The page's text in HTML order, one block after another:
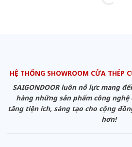
HỆ THỐNG SHOWROOM CỬA THÉP
SAIGONDOOR luôn nỗ lực mang
hàng những sản phẩm công nghệ
tăng tiện ích, sáng tạo cho cộng
hơn!